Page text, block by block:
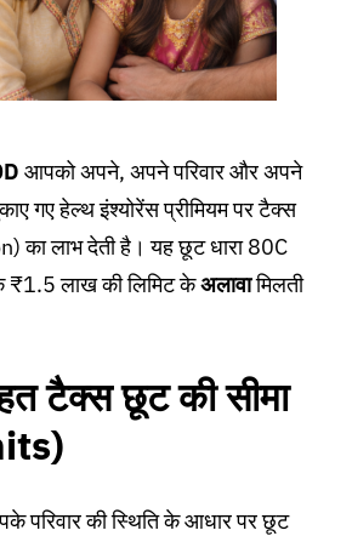
आपको अपने, अपने परिवार और अपने
गए हेल्थ इंश्योरेंस प्रीमियम पर टैक्स
का लाभ देती है। यह छूट धारा 80C
लाख की लिमिट केअलावामिलती
टैक्स छूट की सीमा
परिवार की स्थिति के आधार पर छूट